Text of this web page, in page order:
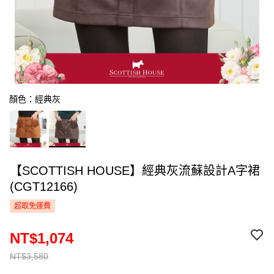
顏色：經典灰
【SCOTTISH HOUSE】經典灰流蘇設計A字裙
(CGT12166)
超取免運費
NT$3,580
NT$1,074